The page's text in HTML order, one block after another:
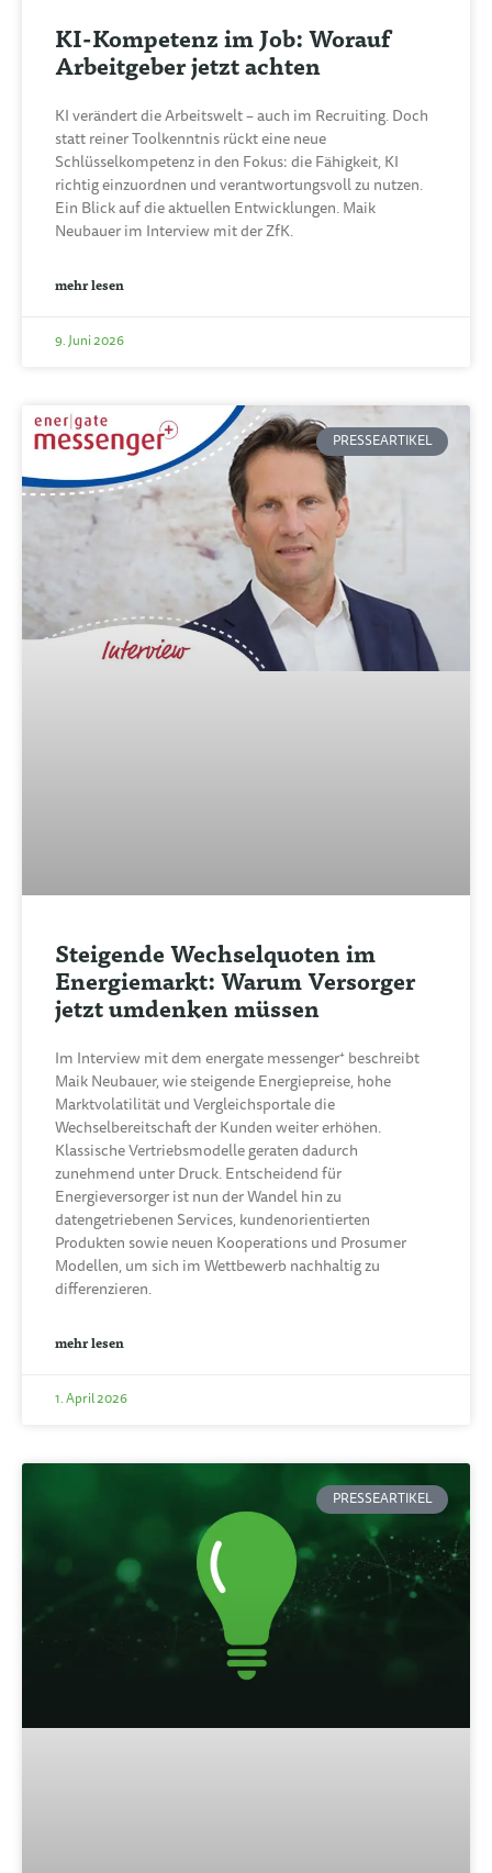
KI-Kompetenz im Job: Worauf
Arbeitgeber jetzt achten
KI verändert die Arbeitswelt – auch im Recruiting. Doch
statt reiner Toolkenntnis rückt eine neue
Schlüsselkompetenz in den Fokus: die Fähigkeit, KI
richtig einzuordnen und verantwortungsvoll zu nutzen.
Ein Blick auf die aktuellen Entwicklungen. Maik
Neubauer im Interview mit der ZfK.
mehr lesen
9. Juni 2026
PRESSEARTIKEL
Steigende Wechselquoten im
Energiemarkt: Warum Versorger
jetzt umdenken müssen
Im Interview mit dem energate messenger⁺ beschreibt
Maik Neubauer, wie steigende Energiepreise, hohe
Marktvolatilität und Vergleichsportale die
Wechselbereitschaft der Kunden weiter erhöhen.
Klassische Vertriebsmodelle geraten dadurch
zunehmend unter Druck. Entscheidend für
Energieversorger ist nun der Wandel hin zu
datengetriebenen Services, kundenorientierten
Produkten sowie neuen Kooperations und Prosumer
Modellen, um sich im Wettbewerb nachhaltig zu
differenzieren.
mehr lesen
1. April 2026
PRESSEARTIKEL